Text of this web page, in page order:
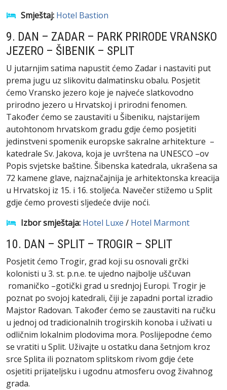
Smještaj: Hotel Bastion
9. DAN – ZADAR – PARK PRIRODE VRANSKO
JEZERO – ŠIBENIK – SPLIT
U jutarnjim satima napustit ćemo Zadar i nastaviti put
prema jugu uz slikovitu dalmatinsku obalu. Posjetit
ćemo Vransko jezero koje je najveće slatkovodno
prirodno jezero u Hrvatskoj i prirodni fenomen.
Također ćemo se zaustaviti u Šibeniku, najstarijem
autohtonom hrvatskom gradu gdje ćemo posjetiti
jedinstveni spomenik europske sakralne arhitekture –
katedrale Sv. Jakova, koja je uvrštena na UNESCO –ov
Popis svjetske baštine. Šibenska katedrala, ukrašena sa
72 kamene glave, najznačajnija je arhitektonska kreacija
u Hrvatskoj iz 15. i 16. stoljeća. Navečer stižemo u Split
gdje ćemo provesti sljedeće dvije noći.
Izbor smještaja: Hotel Luxe / Hotel Marmont
10. DAN – SPLIT – TROGIR – SPLIT
Posjetit ćemo Trogir, grad koji su osnovali grčki
kolonisti u 3. st. p.n.e. te ujedno najbolje uščuvan
romaničko –gotički grad u srednjoj Europi. Trogir je
poznat po svojoj katedrali, čiji je zapadni portal izradio
Majstor Radovan. Također ćemo se zaustaviti na ručku
u jednoj od tradicionalnih trogirskih konoba i uživati ​​u
odličnim lokalnim plodovima mora. Poslijepodne ćemo
se vratiti u Split. Uživajte u ostatku dana šetnjom kroz
srce Splita ili poznatom splitskom rivom gdje ćete
osjetiti prijateljsku i ugodnu atmosferu ovog živahnog
grada.